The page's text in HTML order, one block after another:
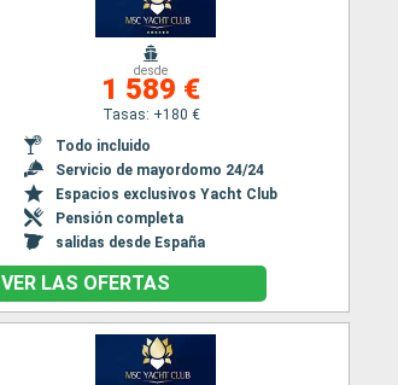
desde
1 589 €
Tasas: +180 €
Todo incluido
Servicio de mayordomo 24/24
Espacios exclusivos Yacht Club
Pensión completa
salidas desde España
VER LAS OFERTAS